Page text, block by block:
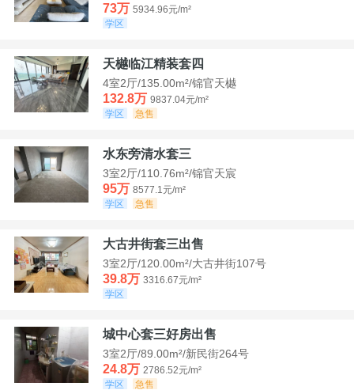
73万 5934.96元/m²
学区
天樾临江精装套四
4室2厅/135.00m²/锦官天樾
132.8万 9837.04元/m²
学区
急售
水东旁清水套三
3室2厅/110.76m²/锦官天宸
95万 8577.1元/m²
学区
急售
大古井街套三出售
3室2厅/120.00m²/大古井街107号
39.8万 3316.67元/m²
学区
城中心套三好房出售
3室2厅/89.00m²/新民街264号
24.8万 2786.52元/m²
学区
急售